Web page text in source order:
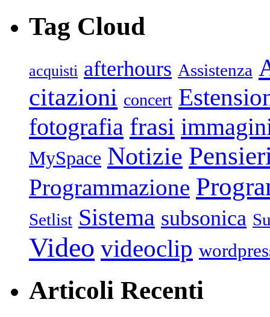
Tag Cloud
acquisti afterhours Assistenza
citazioni concert
fotografia frasi
MySpace Notizie
Programmazione
Setlist Sistema subsonica
Video videoclip
Articoli Recenti